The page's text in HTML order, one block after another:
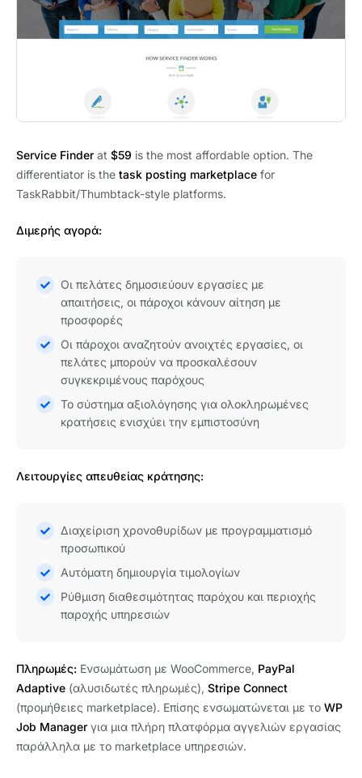
Service Finder at $59 is the most affordable option. The
differentiator is the task posting marketplace for
TaskRabbit/Thumbtack-style platforms.
Διμερής αγορά:
Οι πελάτες δημοσιεύουν εργασίες με
απαιτήσεις, οι πάροχοι κάνουν αίτηση με
προσφορές
Οι πάροχοι αναζητούν ανοιχτές εργασίες, οι
πελάτες μπορούν να προσκαλέσουν
συγκεκριμένους παρόχους
Το σύστημα αξιολόγησης για ολοκληρωμένες
κρατήσεις ενισχύει την εμπιστοσύνη
Λειτουργίες απευθείας κράτησης:
Διαχείριση χρονοθυρίδων με προγραμματισμό
προσωπικού
Αυτόματη δημιουργία τιμολογίων
Ρύθμιση διαθεσιμότητας παρόχου και περιοχής
παροχής υπηρεσιών
Πληρωμές: Ενσωμάτωση με WooCommerce, PayPal
Adaptive (αλυσιδωτές πληρωμές), Stripe Connect
(προμήθειες marketplace). Επίσης ενσωματώνεται με το WP
Job Manager για μια πλήρη πλατφόρμα αγγελιών εργασίας
παράλληλα με το marketplace υπηρεσιών.